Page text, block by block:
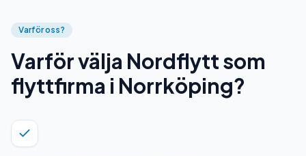
Varför oss?
Varför välja Nordflytt som
flyttfirma i Norrköping?